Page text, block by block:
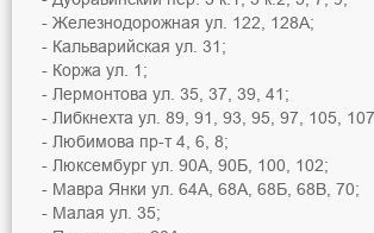
Железнодорожная ул. 122, 128А;
Кальварийская ул. 31;
Коржа ул. 1;
Лермонтова ул. 35, 37, 39, 41;
Либкнехта ул. 89, 91, 93, 95, 97, 105,
Любимова пр-т 4, 6, 8;
Люксембург ул. 90А, 90Б, 100, 102;
Мавра Янки ул. 64А, 68А, 68Б, 68В, 70;
Малая ул. 35;